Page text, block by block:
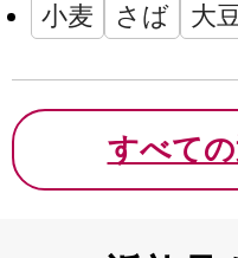
小麦 さば 大
すべて